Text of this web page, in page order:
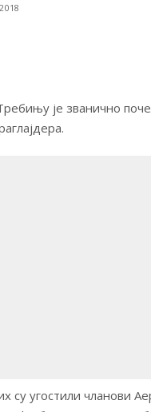
је званично
су угостили чланови